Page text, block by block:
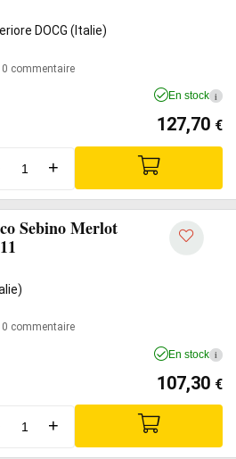
DOCG (Italie)
0 commentaire
En stock i
127,70 €
+
Sebino Merlot
0 commentaire
En stock i
107,30 €
+